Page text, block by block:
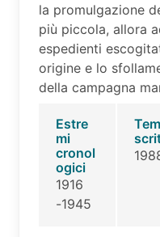
la promulgazione
più piccola, allora
espedienti
origine e lo
della campagna
Estre
mi
cronol
ogici
1916
-1945